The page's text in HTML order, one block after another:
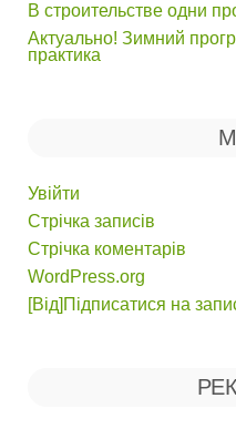
В строительстве одни
Актуально! Зимний
практика
Увійти
Стрічка записів
Стрічка коментарів
WordPress.org
[Від]Підписатися на